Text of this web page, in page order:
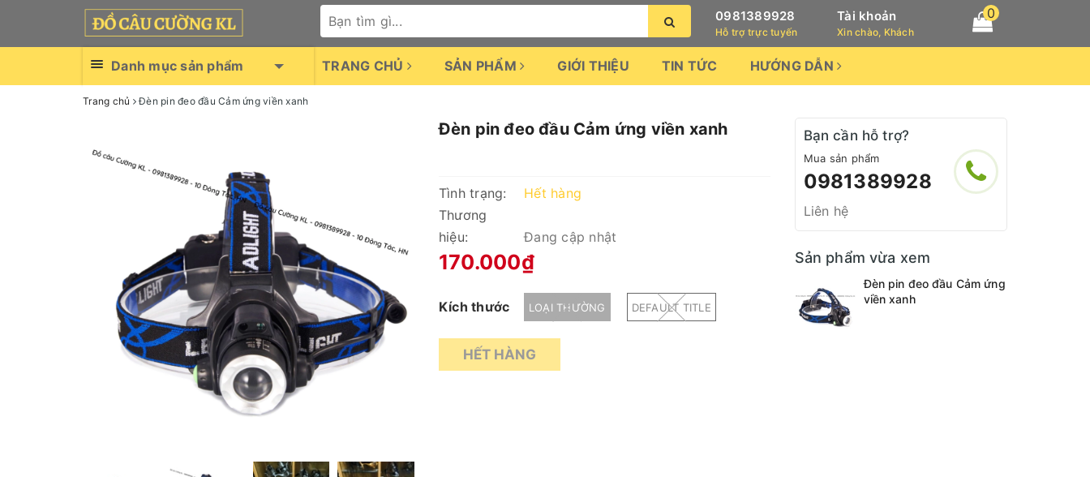
0981389928
Hỗ trợ trực tuyến
Tài khoản
Xin chào, Khách
0
Danh mục sản phẩm TRANG CHỦ SẢN PHẨM GIỚI THIỆU TIN TỨC HƯỚNG DẪN
Trang chủ Đèn pin đeo đầu Cảm ứng viền xanh
Đèn pin đeo đầu Cảm ứng viền xanh
Tình trạng:
Hết hàng
Thương
hiệu:
Đang cập nhật
170.000₫
Kích thước LOẠI THƯỜNG DEFAULT TITLE
HẾT HÀNG
Bạn cần hỗ trợ?
Mua sản phẩm
0981389928
Liên hệ
Sản phẩm vừa xem
Đèn pin đeo đầu Cảm ứng
viền xanh